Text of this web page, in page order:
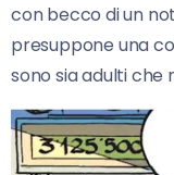
con becco di un
presuppone una
sono sia adulti che